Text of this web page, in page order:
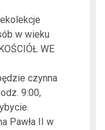
w wieku
WE
czynna
9:00,
Pawła II w